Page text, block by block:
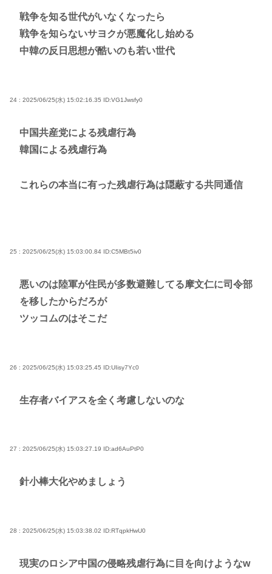
戦争を知る世代がいなくなったら
戦争を知らないサヨクが悪魔化し始める
中韓の反日思想が酷いのも若い世代
24 : 2025/06/25(水) 15:02:16.35 ID:VG1Jwsfy0
中国共産党による残虐行為
韓国による残虐行為
これらの本当に有った残虐行為は隠蔽する共同通信
25 : 2025/06/25(水) 15:03:00.84 ID:C5MBt5iv0
悪いのは陸軍が住民が多数避難してる摩文仁に司令部
を移したからだろが
ツッコムのはそこだ
26 : 2025/06/25(水) 15:03:25.45 ID:UIisy7Yc0
生存者バイアスを全く考慮しないのな
27 : 2025/06/25(水) 15:03:27.19 ID:ad6AuPtP0
針小棒大化やめましょう
28 : 2025/06/25(水) 15:03:38.02 ID:RTqpkHwU0
現実のロシア中国の侵略残虐行為に目を向けようなw